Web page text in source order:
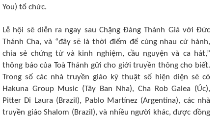
You) tổ chức.
Lễ hội sẽ diễn ra ngay sau Chặng Đàng Thánh Giá với Đức
Thánh Cha, và “đây sẽ là thời điểm để cùng nhau cử hành,
chia sẻ chứng từ và kinh nghiệm, cầu nguyện và ca hát,”
thông báo của Toà Thánh gửi cho giới truyền thông cho biết.
Trong số các nhà truyền giáo kỹ thuật số hiện diện sẽ có
Hakuna Group Music (Tây Ban Nha), Cha Rob Galea (Úc),
Pitter Di Laura (Brazil), Pablo Martínez (Argentina), các nhà
truyền giáo Shalom (Brazil), và nhiều người khác, được đồng